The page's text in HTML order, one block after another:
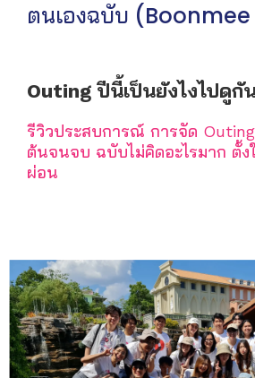
ตนเองฉบับ
Outing ปีนี้เป็นยังไงไปดูกั
รีวิวประสบการณ์ การจัด Outing
ต้นจนจบ ฉบับไม่คิดอะไรมาก ตั้ง
ผ่อน